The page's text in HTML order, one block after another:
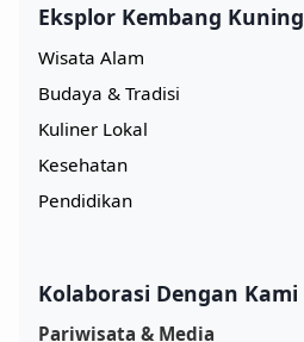
Eksplor Kembang Kuning
Wisata Alam
Budaya & Tradisi
Kuliner Lokal
Kesehatan
Pendidikan
Kolaborasi Dengan Kami
Pariwisata & Media